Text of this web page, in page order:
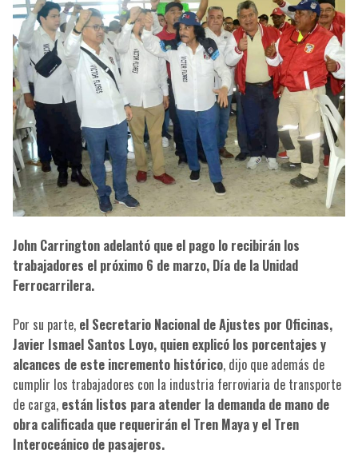
John Carrington adelantó que el pago lo recibirán los
trabajadores el próximo 6 de marzo, Día de la Unidad
Ferrocarrilera.
Por su parte, el Secretario Nacional de Ajustes por Oficinas,
Javier Ismael Santos Loyo, quien explicó los porcentajes y
alcances de este incremento histórico, dijo que además de
cumplir los trabajadores con la industria ferroviaria de transporte
de carga, están listos para atender la demanda de mano de
obra calificada que requerirán el Tren Maya y el Tren
Interoceánico de pasajeros.